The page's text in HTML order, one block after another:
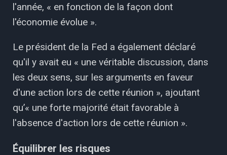
l'année, « en fonction de la façon dont
l'économie évolue ».
Le président de la Fed a également déclaré
qu'il y avait eu « une véritable discussion, dans
les deux sens, sur les arguments en faveur
d'une action lors de cette réunion », ajoutant
qu’« une forte majorité était favorable à
l'absence d'action lors de cette réunion ».
Équilibrer les risques